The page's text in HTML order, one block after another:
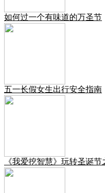
如何过一个有味道的万圣节
五一长假女生出行安全指南
《我爱挖智慧》玩转圣诞